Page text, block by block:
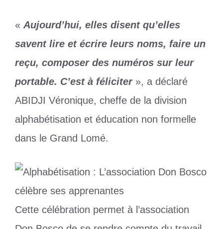
« Aujourd’hui, elles disent qu’elles
savent lire et écrire leurs noms, faire un
reçu, composer des numéros sur leur
portable. C’est à féliciter», a déclaré
ABIDJI Véronique, cheffe de la division
alphabétisation et éducation non formelle
dans le Grand Lomé.
Cette célébration permet à l’association